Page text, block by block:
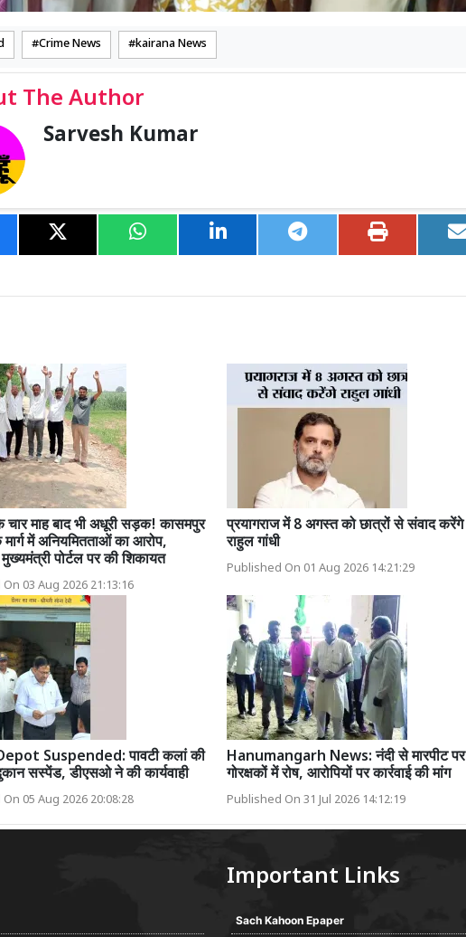
Crime News kairana News
The Author
Sarvesh Kumar
चार माह बाद भी अधूरी सड़क! कासमपुर
में अनियमितताओं का आरोप,
मुख्यमंत्री पोर्टल पर की शिकायत
03 Aug 2026 21:13:16
प्रयागराज में 8 अगस्त को छात्रों से संवाद करेंगे
राहुल गांधी
Published On 01 Aug 2026 14:21:29
Suspended: पावटी कलां की
सस्पेंड, डीएसओ ने की कार्यवाही
05 Aug 2026 20:08:28
Hanumangarh News: नंदी से मारपीट पर
गोरक्षकों में रोष, आरोपियों पर कार्रवाई की मांग
Published On 31 Jul 2026 14:12:19
Important Links
Sach Kahoon Epaper